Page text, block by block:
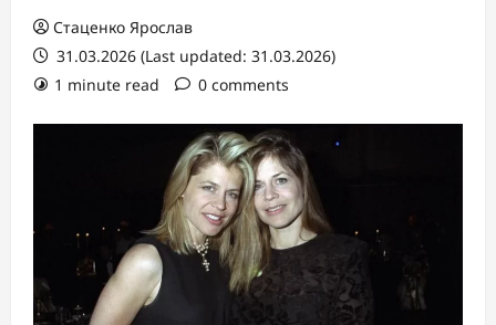
Стаценко Ярослав
31.03.2026 (Last updated: 31.03.2026)
1 minute read
0 comments